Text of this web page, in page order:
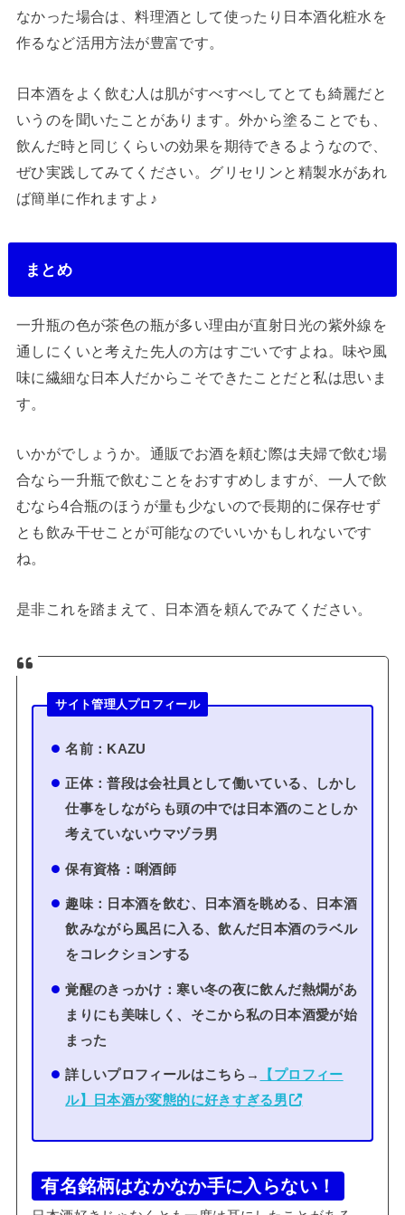
なかった場合は、料理酒として使ったり日本酒化粧水を
作るなど活用方法が豊富です。
日本酒をよく飲む人は肌がすべすべしてとても綺麗だと
いうのを聞いたことがあります。外から塗ることでも、
飲んだ時と同じくらいの効果を期待できるようなので、
ぜひ実践してみてください。グリセリンと精製水があれ
ば簡単に作れますよ♪
まとめ
一升瓶の色が茶色の瓶が多い理由が直射日光の紫外線を
通しにくいと考えた先人の方はすごいですよね。味や風
味に繊細な日本人だからこそできたことだと私は思いま
す。
いかがでしょうか。通販でお酒を頼む際は夫婦で飲む場
合なら一升瓶で飲むことをおすすめしますが、一人で飲
むなら4合瓶のほうが量も少ないので長期的に保存せず
とも飲み干せことが可能なのでいいかもしれないです
ね。
是非これを踏まえて、日本酒を頼んでみてください。
サイト管理人プロフィール
名前：KAZU
正体：普段は会社員として働いている、しかし
仕事をしながらも頭の中では日本酒のことしか
考えていないウマヅラ男
保有資格：唎酒師
趣味：日本酒を飲む、日本酒を眺める、日本酒
飲みながら風呂に入る、飲んだ日本酒のラベル
をコレクションする
覚醒のきっかけ：寒い冬の夜に飲んだ熱燗があ
まりにも美味しく、そこから私の日本酒愛が始
まった
詳しいプロフィールはこちら→
【プロフィー
ル】日本酒が変態的に好きすぎる男
有名銘柄はなかなか手に入らない！